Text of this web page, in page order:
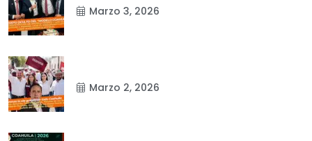
Marzo 3, 2026
Marzo 2, 2026